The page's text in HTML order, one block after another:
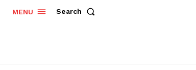
MENU Search